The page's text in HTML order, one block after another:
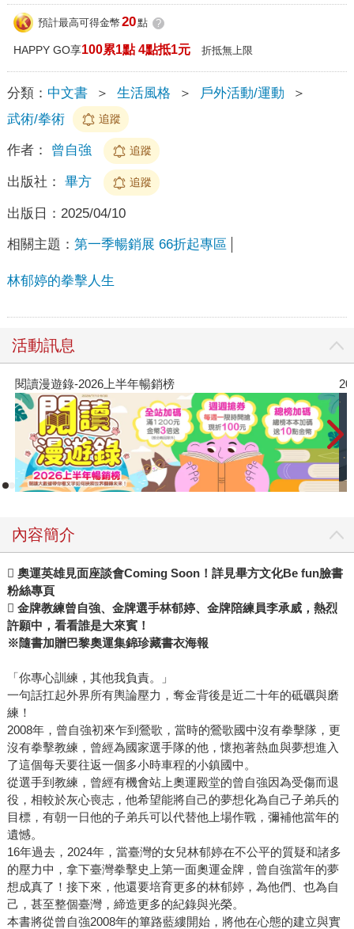
預計最高可得金幣 20點 ?
HAPPY GO享100累1點 4點抵1元 折抵無上限
分類： 中文書 ＞ 生活風格 ＞ 戶外活動/運動
＞
武術/拳術
追蹤
作者： 曾自強 追蹤
出版社： 畢方 追蹤
出版日： 2025/04/10
相關主題： 第一季暢銷展 66折起專區
林郁婷的拳擊人生
活動訊息
2026年8月金石堂強力推薦
內容簡介
 奧運英雄見面座談會Coming Soon！詳見畢方文化Be fun臉書
粉絲專頁
 金牌教練曾自強、金牌選手林郁婷、金牌陪練員李承威，熱烈
許願中，看看誰是大來賓！
※隨書加贈巴黎奧運集錦珍藏書衣海報
「你專心訓練，其他我負責。」
一句話扛起外界所有輿論壓力，奪金背後是近二十年的砥礪與磨
練！
2008年，曾自強初來乍到鶯歌，當時的鶯歌國中沒有拳擊隊，更
沒有拳擊教練，曾經為國家選手隊的他，懷抱著熱血與夢想進入
了這個每天要往返一個多小時車程的小鎮國中。
從選手到教練，曾經有機會站上奧運殿堂的曾自強因為受傷而退
役，相較於灰心喪志，他希望能將自己的夢想化為自己子弟兵的
目標，有朝一日他的子弟兵可以代替他上場作戰，彌補他當年的
遺憾。
16年過去，2024年，當臺灣的女兒林郁婷在不公平的質疑和諸多
的壓力中，拿下臺灣拳擊史上第一面奧運金牌，曾自強當年的夢
想成真了！接下來，他還要培育更多的林郁婷，為他們、也為自
己，甚至整個臺灣，締造更多的紀錄與光榮。
本書將從曾自強2008年的篳路藍縷開始，將他在心態的建立與實